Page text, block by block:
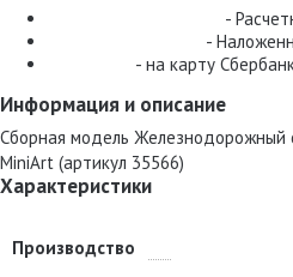
-
-
- на карту
Информация и описание
Сборная модель
MiniArt (артикул 35566)
Характеристики
Производство